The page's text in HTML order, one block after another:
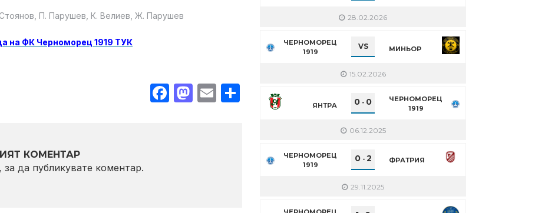
П. Парушев, К. Велиев, Ж. Парушев
на ФК Черноморец 1919 ТУК
Facebook
Mastodon
EmailShare
КОМЕНТАР
, за да публикувате коментар.
28.02.2026
ЧЕРНОМОРЕЦ
1919
VS МИНЬОР
15.02.2026
ЯНТРА 0 - 0
ЧЕРНОМОРЕЦ
1919
06.12.2025
ЧЕРНОМОРЕЦ
1919
0- 2 ФРАТРИЯ
29.11.2025